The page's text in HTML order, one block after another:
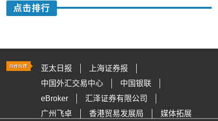
点击排行
亚太日报
上海证券报
中国外汇交易中心
中国银联
eBroker
汇泽证券有限公司
广州飞卓
香港贸易发展局 媒体拓展